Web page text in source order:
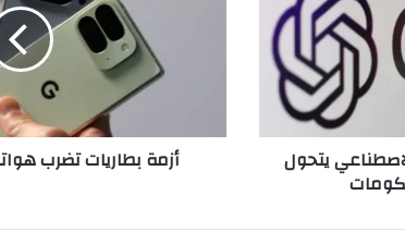
يتحول أزمة بطاريات تضرب